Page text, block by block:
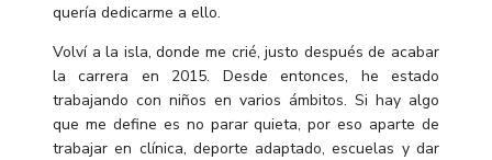
quería dedicarme a ello.
Volví a la isla, donde me crié, justo después de acabar
la carrera en 2015. Desde entonces, he estado
trabajando con niños en varios ámbitos. Si hay algo
que me define es no parar quieta, por eso aparte de
trabajar en clínica, deporte adaptado, escuelas y dar